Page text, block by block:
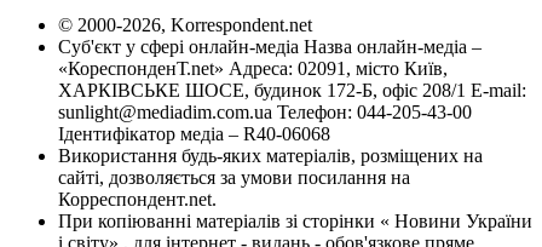
© 2000-2026, Korrespondent.net
Суб'єкт у сфері онлайн-медіа Назва онлайн-медіа –
«КореспонденТ.net» Адреса: 02091, місто Київ,
ХАРКІВСЬКЕ ШОСЕ, будинок 172-Б, офіс 208/1 E-mail:
sunlight@mediadim.com.ua Телефон: 044-205-43-00
Ідентифікатор медіа – R40-06068
Використання будь-яких матеріалів, розміщених на
сайті, дозволяється за умови посилання на
Корреспондент.net.
При копіюванні матеріалів зі сторінки « Новини України